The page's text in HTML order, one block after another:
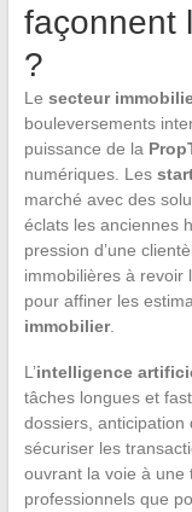
façonnent
?
Le secteur
bouleversements
puissance de la
numériques. Les
marché avec des
éclats les anciennes
pression d’une
immobilières à revoir
pour affiner les
immobilier.
L’intelligence
tâches longues et
dossiers, anticipation
sécuriser les
ouvrant la voie à une
professionnels que